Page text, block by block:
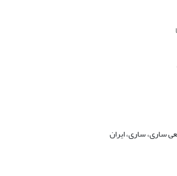
ساری، ساری، ایران